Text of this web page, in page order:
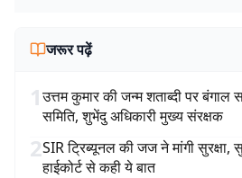
जरूर पढ़ें
1उत्तम कुमार की जन्म शताब्दी पर बंगाल
समिति, शुभेंदु अधिकारी मुख्य संरक्षक
2SIR ट्रिब्यूनल की जज ने मांगी सुरक्षा,
हाईकोर्ट से कही ये बात